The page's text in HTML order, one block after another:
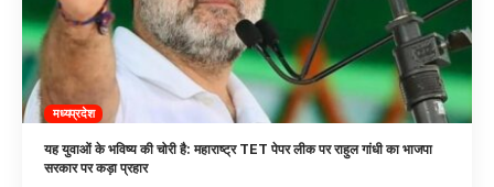
मध्यप्रदेश
यह युवाओं के भविष्य की चोरी है: महाराष्ट्र TET पेपर लीक पर राहुल गांधी का भाजपा
सरकार पर कड़ा प्रहार